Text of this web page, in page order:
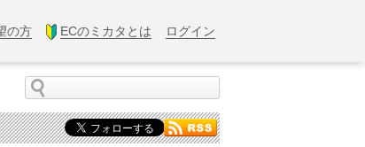
の方 ECのミカタとは ログイン